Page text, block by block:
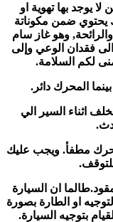
يوجد بها تهوية او
يحتوي ضمن مكوناتة
وهو غاز سام
فقدان الوعي وإلى
لكم السلامة.
المحرك دائر.
اثناء السير الي
مطفأ. ويجب عليك
ان السيارة
او الطارة بصورة
بتوجيه السيارة.